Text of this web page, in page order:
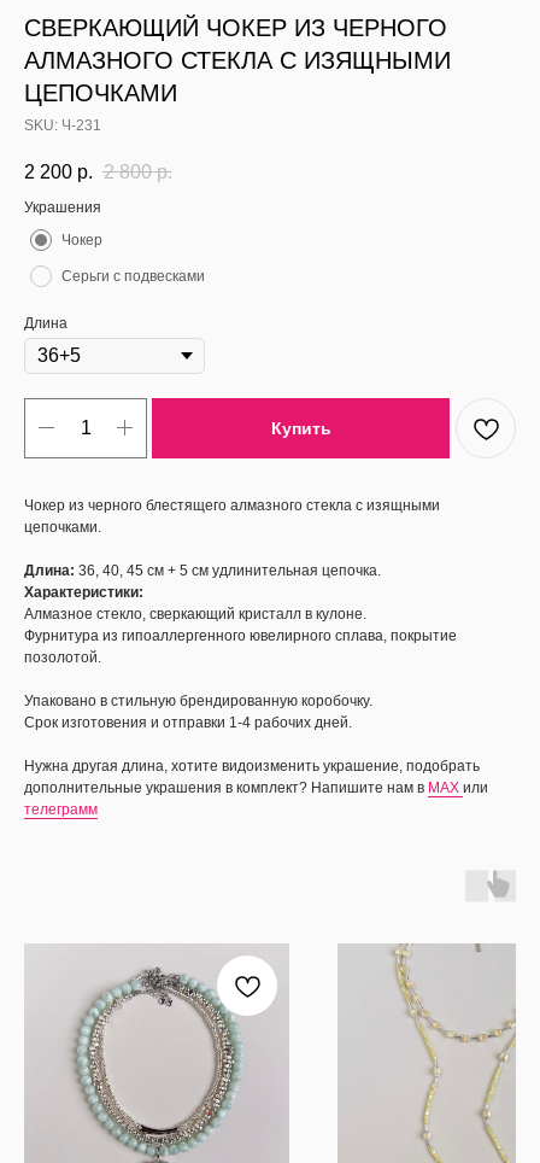
СВЕРКАЮЩИЙ ЧОКЕР ИЗ ЧЕРНОГО
АЛМАЗНОГО СТЕКЛА С ИЗЯЩНЫМИ
ЦЕПОЧКАМИ
SKU: Ч-231
2 200 р. 2 800 р.
Украшения
Чокер
Серьги с подвесками
Длина
Купить
Чокер из черного блестящего алмазного стекла c изящными
цепочками.
Длина: 36, 40, 45 см + 5 см удлинительная цепочка.
Характеристики:
Алмазное стекло, сверкающий кристалл в кулоне.
Фурнитура из гипоаллергенного ювелирного сплава, покрытие
позолотой.
Упаковано в стильную брендированную коробочку.
Срок изготовения и отправки 1-4 рабочих дней.
Нужна другая длина, хотите видоизменить украшение, подобрать
дополнительные украшения в комплект? Напишите нам в MAX или
телеграмм